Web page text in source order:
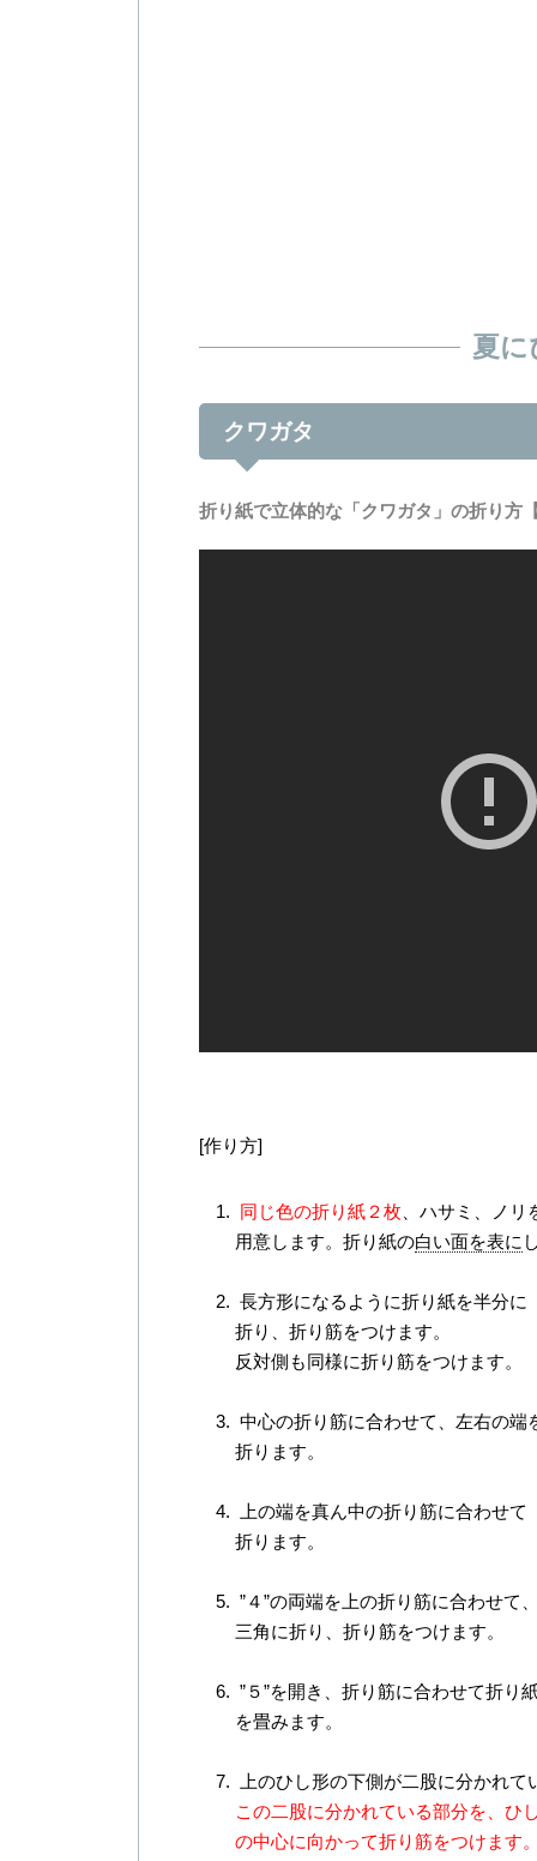
夏に
クワガタ
折り紙で立体的な「クワガタ」の折り方
[作り方]
同じ色の折り紙２枚 、ハサミ、ノリ
用意します。折り紙の白い面を表に
長方形になるように折り紙を半分に
折り、折り筋をつけます。
反対側も同様に折り筋をつけます。
中心の折り筋に合わせて、左右の端
折ります。
上の端を真ん中の折り筋に合わせて
折ります。
”４”の両端を上の折り筋に合わせて、
三角に折り、折り筋をつけます。
”５”を開き、折り筋に合わせて折り
を畳みます。
上のひし形の下側が二股に分かれて
この二股に分かれている部分を、ひ
の中心に向かって折り筋をつけます。